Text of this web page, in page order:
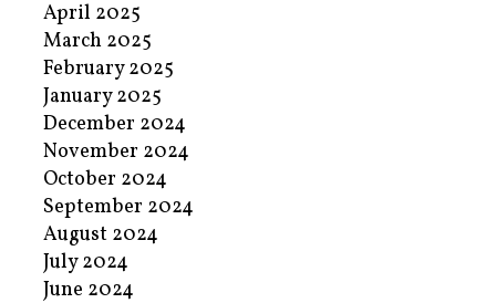
April 2025
March 2025
February 2025
January 2025
December 2024
November 2024
October 2024
September 2024
August 2024
July 2024
June 2024